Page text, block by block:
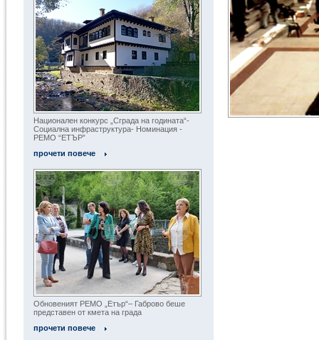
Национален конкурс „Сграда на годината“-
Социална инфраструктура- Номинация -
РЕМО “ЕТЪР”
прочети повече
Обновеният РЕМО „Етър“– Габрово беше
представен от кмета на града
прочети повече